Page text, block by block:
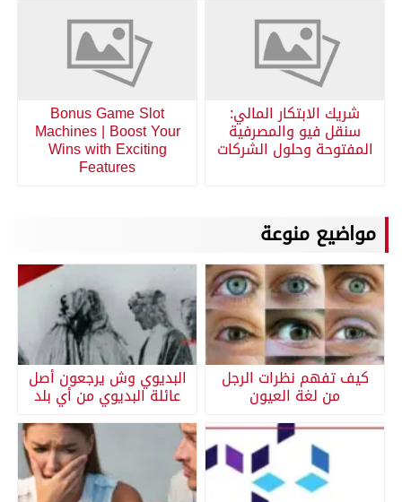
شريك الابتكار المالي:
سنقل فيو والمصرفية
المفتوحة وحلول الشركات
Bonus Game Slot
Machines | Boost Your
Wins with Exciting
Features
مواضيع منوعة
كيف تفهم نظرات الرجل
من لغة العيون
البديوي وش يرجعون أصل
عائلة البديوي من أي بلد